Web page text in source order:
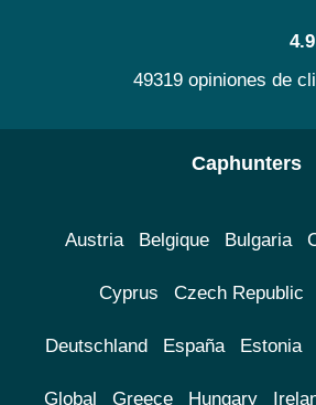
4.9
49319 opiniones de
Caphunters
Austria Belgique Bulgaria
Cyprus Czech Republic
Deutschland España Estonia
Global Greece Hungary